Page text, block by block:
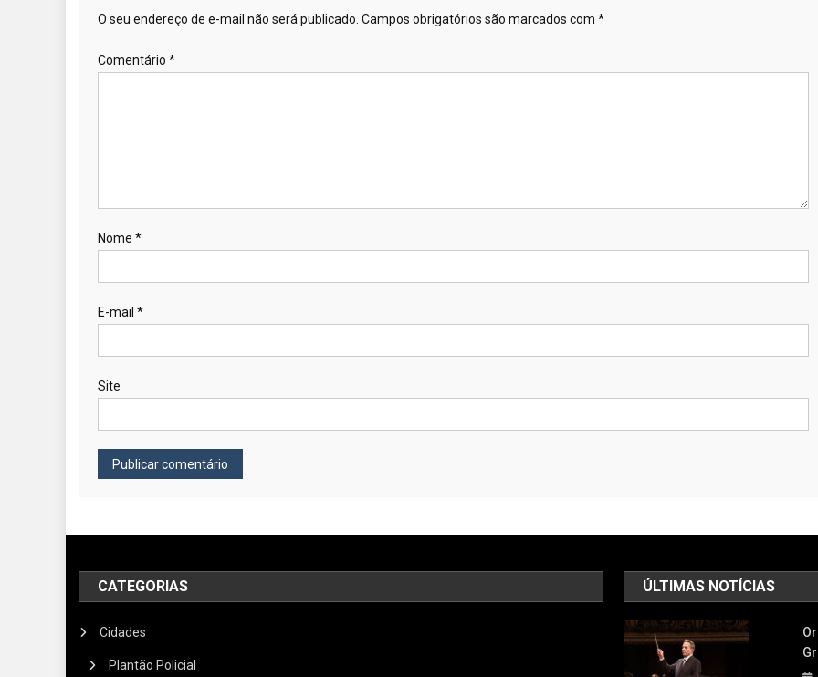
O seu endereço de e-mail não será publicado. Campos obrigatórios são marcados com *
Comentário *
Nome *
E-mail *
Site
CATEGORIAS
Cidades
Plantão Policial
ÚLTIMAS NOTÍCIAS